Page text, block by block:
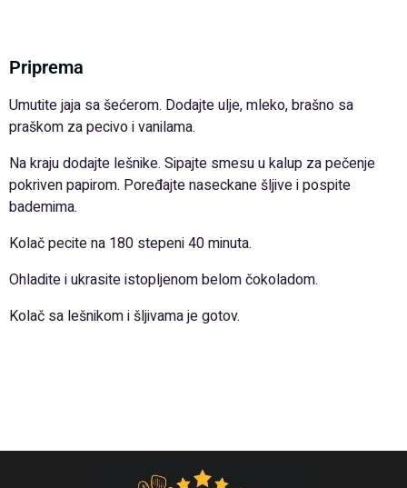
Priprema
Umutite jaja sa šećerom. Dodajte ulje, mleko, brašno sa
praškom za pecivo i vanilama.
Na kraju dodajte lešnike. Sipajte smesu u kalup za pečenje
pokriven papirom. Poređajte naseckane šljive i pospite
bademima.
Kolač pecite na 180 stepeni 40 minuta.
Ohladite i ukrasite istopljenom belom čokoladom.
Kolač sa lešnikom i šljivama je gotov.